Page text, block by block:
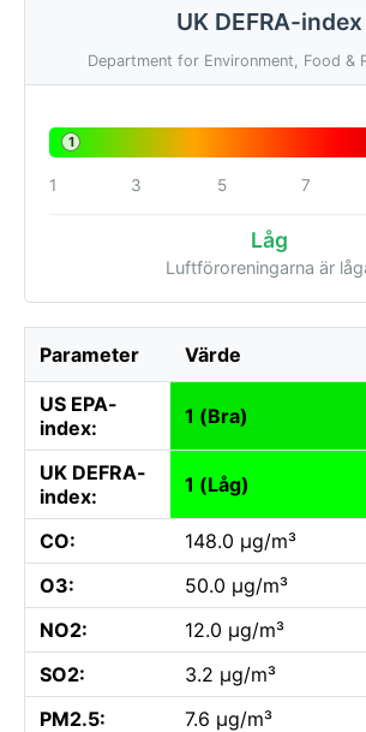
UK DEFRA-index
Department for Environment, Food &
1
1 3 5 7
Låg
Luftföroreningarna är
Parameter Värde
US EPA-
index:
1 (Bra)
UK DEFRA-
index:
1 (Låg)
CO:
148.0 µg/m³
O3:
50.0 µg/m³
NO2:
12.0 µg/m³
SO2:
3.2 µg/m³
PM2.5:
7.6 µg/m³